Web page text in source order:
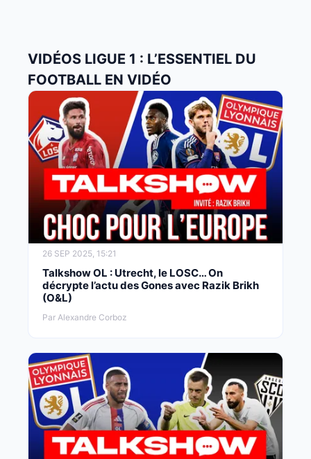
VIDÉOS LIGUE 1 : L’ESSENTIEL DU
FOOTBALL EN VIDÉO
26 SEP 2025, 15:21
Talkshow OL : Utrecht, le LOSC… On
décrypte l’actu des Gones avec Razik Brikh
(O&L)
Par Alexandre Corboz